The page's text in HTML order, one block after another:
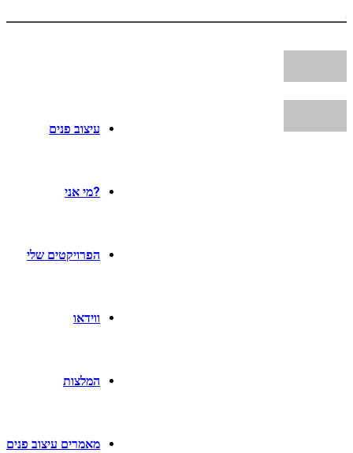
עיצוב פנים
?מי אני
הפרויקטים שלי
ווידאו
המלצות
מאמרים עיצוב פנים